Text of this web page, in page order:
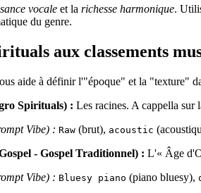
vocale et la richesse harmonique.
du genre.
aux classements
aide à définir l'"époque" et la "texture"
Spirituals) : Les racines. A cappella sur
Vibe) : Raw (brut), acoustic
- Gospel Traditionnel) : L'« Âge
Vibe) : Bluesy piano (piano bluesy),